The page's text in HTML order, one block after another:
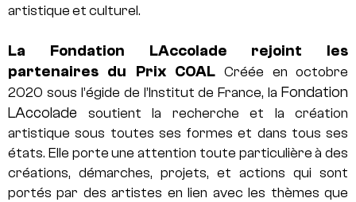
artistique et culturel.
La Fondation LAccolade rejoint les
partenaires du Prix COAL Créée en octobre
2020 sous l’égide de l’Institut de France, la Fondation
LAccolade soutient la recherche et la création
artistique sous toutes ses formes et dans tous ses
états. Elle porte une attention toute particulière à des
créations, démarches, projets, et actions qui sont
portés par des artistes en lien avec les thèmes que